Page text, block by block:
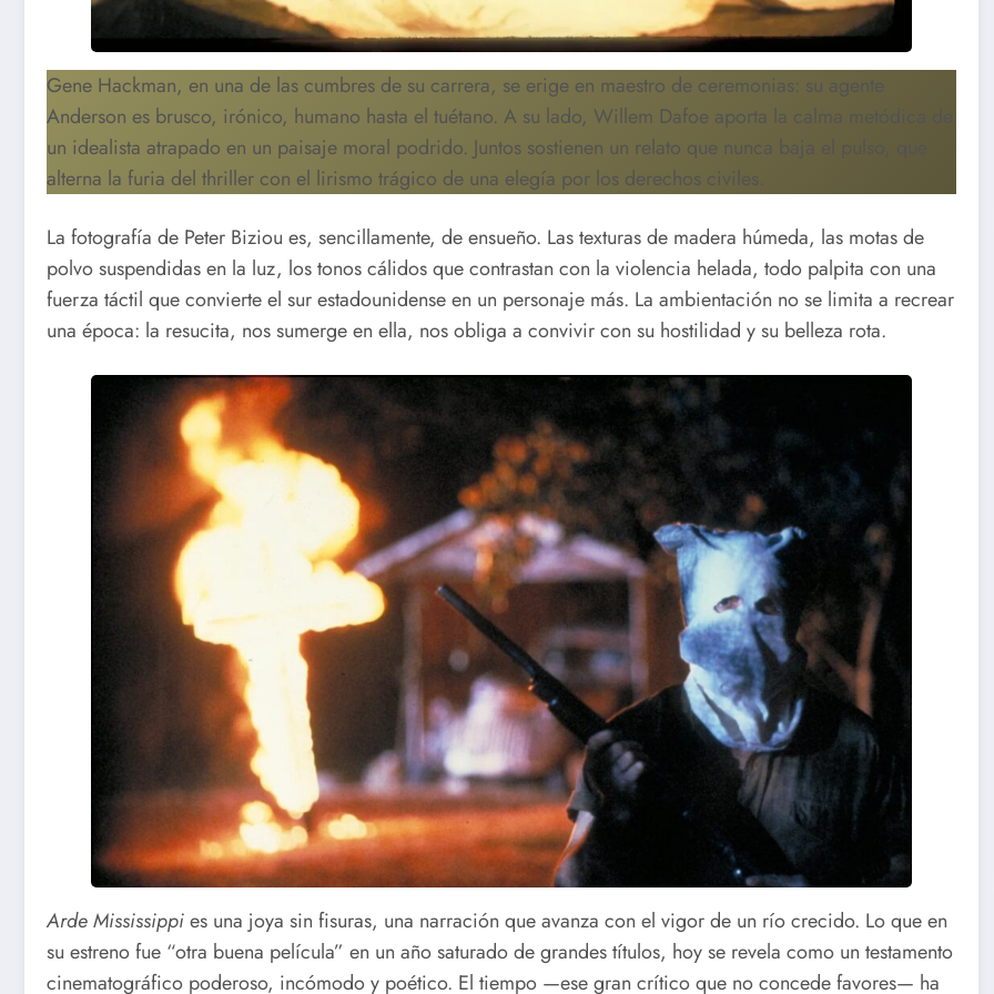
Gene Hackman, en una de las cumbres de su carrera, se erige en maestro de ceremonias: su agente
Anderson es brusco, irónico, humano hasta el tuétano. A su lado, Willem Dafoe aporta la calma metódica de
un idealista atrapado en un paisaje moral podrido. Juntos sostienen un relato que nunca baja el pulso, que
alterna la furia del thriller con el lirismo trágico de una elegía por los derechos civiles.
La fotografía de Peter Biziou es, sencillamente, de ensueño. Las texturas de madera húmeda, las motas de
polvo suspendidas en la luz, los tonos cálidos que contrastan con la violencia helada, todo palpita con una
fuerza táctil que convierte el sur estadounidense en un personaje más. La ambientación no se limita a recrear
una época: la resucita, nos sumerge en ella, nos obliga a convivir con su hostilidad y su belleza rota.
Arde Mississippies una joya sin fisuras, una narración que avanza con el vigor de un río crecido. Lo que en
su estreno fue “otra buena película” en un año saturado de grandes títulos, hoy se revela como un testamento
cinematográfico poderoso, incómodo y poético. El tiempo —ese gran crítico que no concede favores— ha